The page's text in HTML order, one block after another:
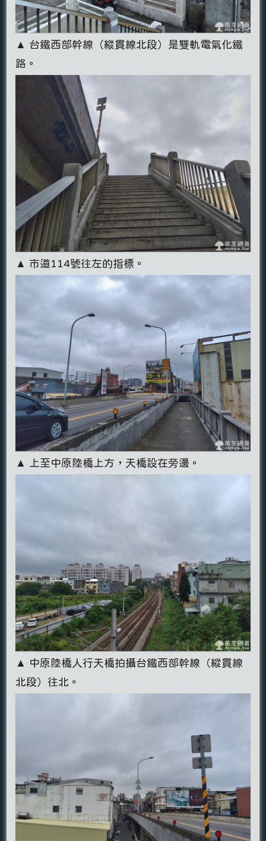
▲ 台鐵西部幹線（縱貫線北段）是雙軌電氣化鐵
路。
▲ 市道114號往左的指標。
▲ 上至中原陸橋上方，天橋設在旁邊。
▲ 中原陸橋人行天橋拍攝台鐵西部幹線（縱貫線
北段）往北。